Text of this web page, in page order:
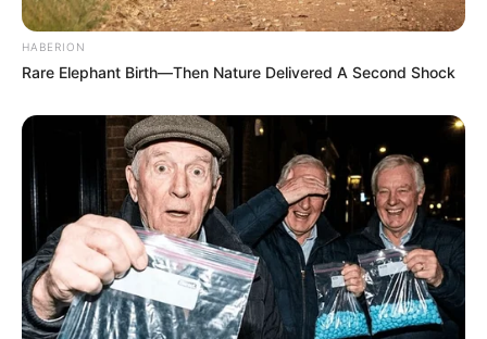
HABERION
Rare Elephant Birth—Then Nature Delivered A Second Shock